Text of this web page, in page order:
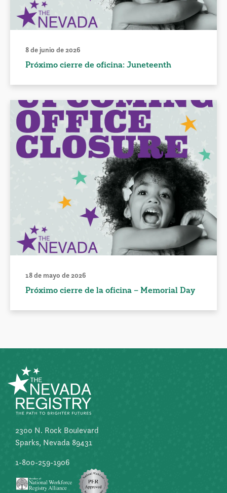
8 de junio de 2026
Próximo cierre de oficina: Juneteenth
18 de mayo de 2026
Próximo cierre de la oficina – Memorial Day
2300 N. Rock Boulevard
Sparks, Nevada 89431
1-800-259-1906